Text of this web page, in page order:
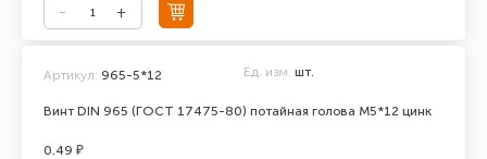
Винт DIN 965 (ГОСТ 17475-80) потайная голова М5*12 цинк
Артикул: 965-5*12 Ед. изм. шт.
0.49 ₽